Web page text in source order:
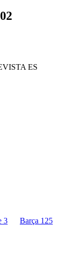
ES
3 Barça 125